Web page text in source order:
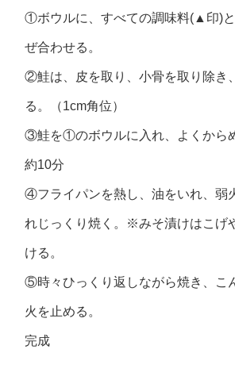
①ボウルに、すべての調味料(▲印)
ぜ合わせる。
②鮭は、皮を取り、小骨を取り除き
る。（1cm角位）
③鮭を①のボウルに入れ、よくから
約10分
④フライパンを熱し、油をいれ、弱
れじっくり焼く。※みそ漬けはこげ
ける。
⑤時々ひっくり返しながら焼き、こ
火を止める。
完成